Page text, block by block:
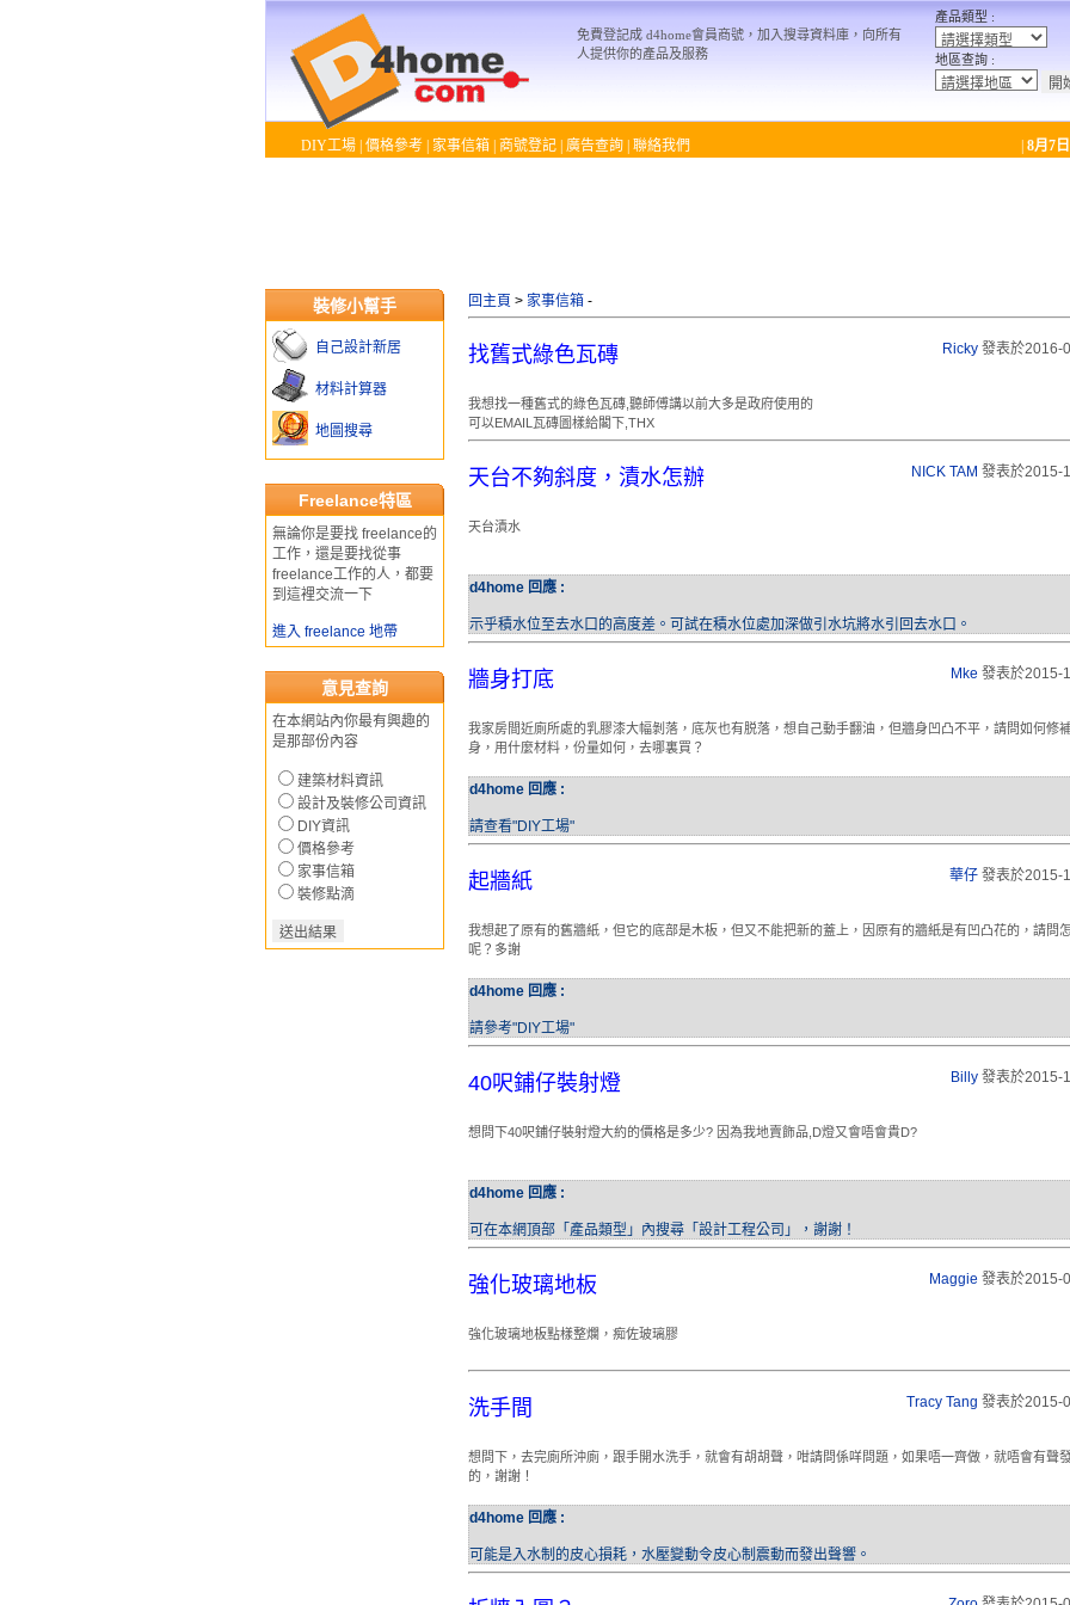
產品類型 :
地區查詢 :
免費登記成 d4home會員商號，加入搜尋資料庫，向所有
人提供你的產品及服務
DIY工場 價格參考 家事信箱 商號登記 廣告查詢 聯絡我們 8月7
裝修小幫手
自己設計新居
材料計算器
地圖搜尋
Freelance特區
無論你是要找 freelance的
工作，還是要找從事
freelance工作的人，都要
到這裡交流一下
進入 freelance 地帶
意見查詢
在本網站內你最有興趣的
是那部份內容
建築材料資訊
設計及裝修公司資訊
DIY資訊
價格參考
家事信箱
裝修點滴
回主頁 > 家事信箱 -
Ricky 發表於2016-
找舊式綠色瓦磚
我想找一種舊式的綠色瓦磚,聽師傅講以前大多是政府使用的
可以EMAIL瓦磚圖樣給閣下,THX
NICK TAM 發表於2015-
天台不夠斜度，漬水怎辦
天台漬水
d4home 回應 :
示乎積水位至去水口的高度差。可試在積水位處加深做引水坑將水引回去水口。
Mke 發表於2015-
牆身打底
我家房間近廁所處的乳膠漆大幅剝落，底灰也有脱落，想自己動手翻油，但牆身凹凸不平，請問如何修
身，用什麼材料，份量如何，去哪裏買？
d4home 回應 :
請查看"DIY工場"
華仔 發表於2015-
起牆紙
我想起了原有的舊牆紙，但它的底部是木板，但又不能把新的蓋上，因原有的牆紙是有凹凸花的，請問
呢？多謝
d4home 回應 :
請參考"DIY工場"
Billy 發表於2015-
40呎鋪仔裝射燈
想問下40呎鋪仔裝射燈大約的價格是多少? 因為我地賣飾品,D燈又會唔會貴D?
d4home 回應 :
可在本網頂部「產品類型」內搜尋「設計工程公司」，謝謝！
Maggie 發表於2015-
強化玻璃地板
強化玻璃地板點樣整爛，痴佐玻璃膠
Tracy Tang 發表於2015-
洗手間
想問下，去完廁所沖廁，跟手開水洗手，就會有胡胡聲，咁請問係咩問題，如果唔一齊做，就唔會有聲
的，謝謝！
d4home 回應 :
可能是入水制的皮心損耗，水壓變動令皮心制震動而發出聲響。